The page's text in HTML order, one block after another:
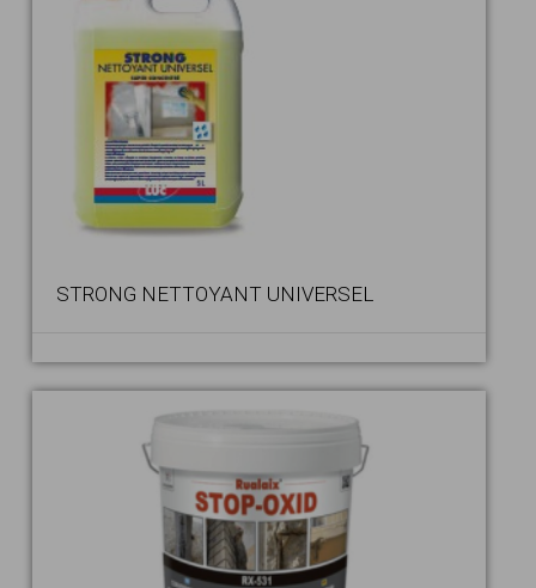
STRONG NETTOYANT UNIVERSEL